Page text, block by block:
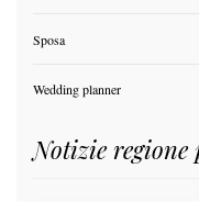
Sposa
Wedding planner
Notizie regione